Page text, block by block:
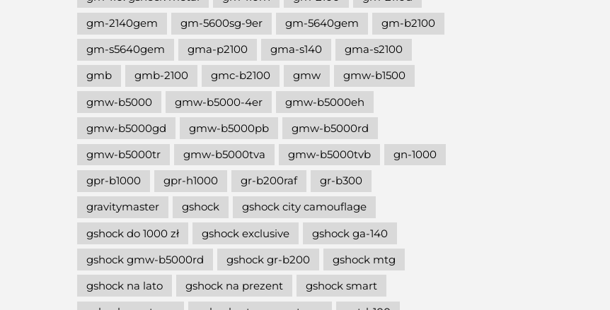
gm-2140gem
gm-5600sg-9er gm-5640gem
gm-b2100
gm-s5640gem
gma-p2100 gma-s140
gma-s2100
gmb
gmb-2100 gmc-b2100 gmw
gmw-b1500
gmw-b5000
gmw-b5000-4er
gmw-b5000eh
gmw-b5000gd
gmw-b5000pb
gmw-b5000rd
gmw-b5000tr
gmw-b5000tva gmw-b5000tvb
gn-1000
gpr-b1000
gpr-h1000 gr-b200raf
gr-b300
gravitymaster
gshock
gshock city camouflage
gshock do 1000 zł
gshock exclusive
gshock ga-140
gshock gmw-b5000rd
gshock gr-b200
gshock mtg
gshock na lato
gshock na prezent
gshock smart